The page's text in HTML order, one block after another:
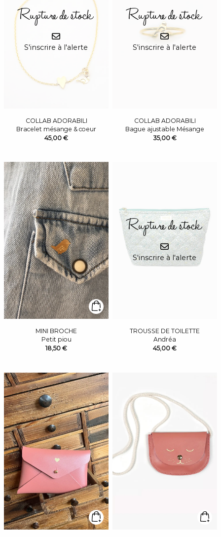
Rupture de stock
S'inscrire à l'alerte
COLLAB ADORABILI
Bracelet mésange & coeur
45,00 €
Rupture de stock
S'inscrire à l'alerte
COLLAB ADORABILI
Bague ajustable Mésange
35,00 €
MINI BROCHE
Petit piou
18,50 €
Rupture de stock
S'inscrire à l'alerte
TROUSSE DE TOILETTE
Andréa
45,00 €